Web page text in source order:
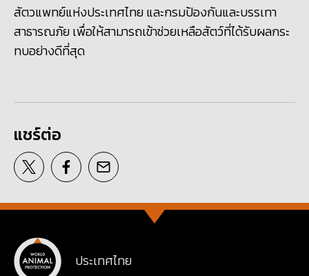
สัตวแพทย์แห่งประเทศไทย และกรมป้องกันและบรรเทา
สาธารณภัย เพื่อให้สามารถเข้าช่วยเหลือสัตว์ที่ได้รับผลกระ
ทบอย่างดีที่สุด
แชร์ต่อ
ประเทศไทย